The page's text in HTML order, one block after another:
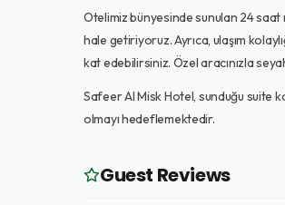
Otelimiz bünyesinde sunulan 24
hale getiriyoruz. Ayrıca, ulaşım
kat edebilirsiniz. Özel aracınızla
Safeer Al Misk Hotel, sunduğu suite
olmayı hedeflemektedir.
Guest Reviews